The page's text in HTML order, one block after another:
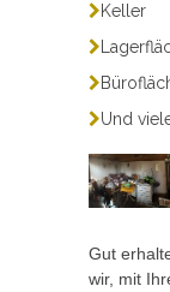
Keller
Und
Gut
wir, mit